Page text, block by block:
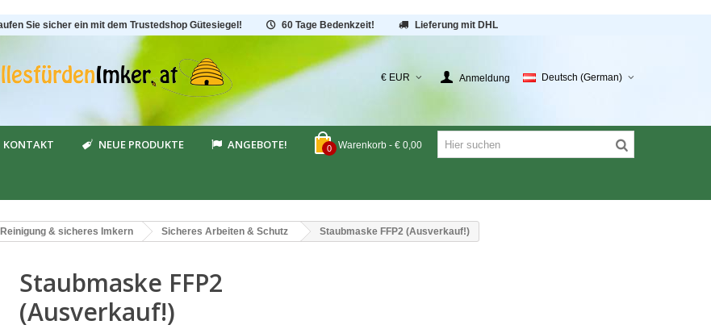
Sie sicher ein mit dem Trustedshop Gütesiegel!
60 Tage Bedenkzeit! Lieferung mit DHL
€ EUR Anmeldung Deutsch (German)
0 Warenkorb - € 0,00
KONTAKT NEUE PRODUKTE ANGEBOTE!
& sicheres Imkern Sicheres Arbeiten & Schutz Staubmaske FFP2 (Ausverkauf!)
Staubmaske FFP2
(Ausverkauf!)